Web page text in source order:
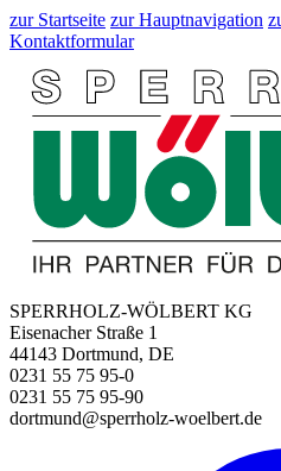
zur Startseite zur Hauptnavigation
Kontaktformular
SPERRHOLZ-WÖLBERT KG
Eisenacher Straße 1
44143 Dortmund, DE
0231 55 75 95-0
0231 55 75 95-90
dortmund@sperrholz-woelbert.de